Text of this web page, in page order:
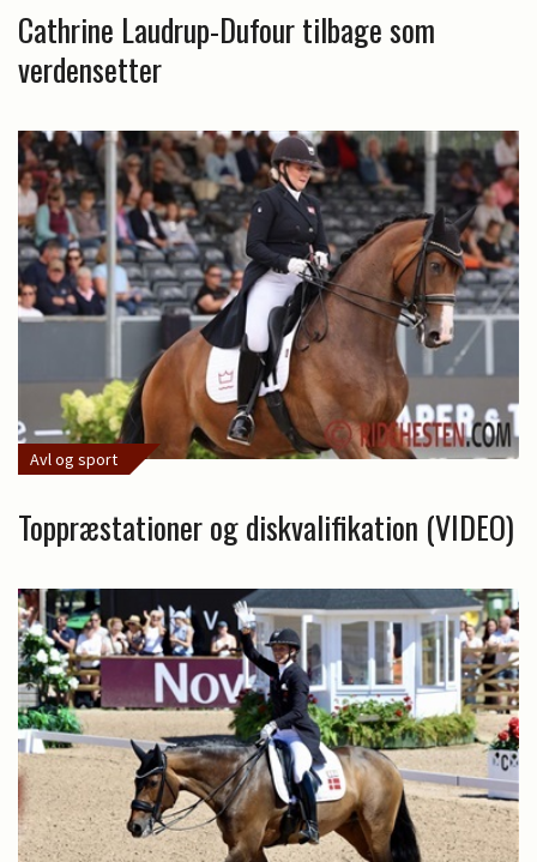
Cathrine Laudrup-Dufour tilbage som
verdensetter
Avl og sport
Toppræstationer og diskvalifikation (VIDEO)